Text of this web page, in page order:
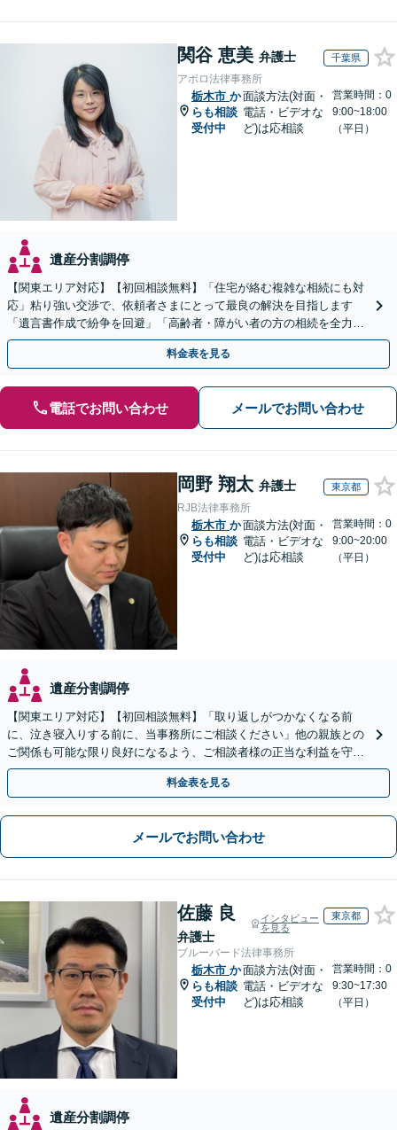
関谷 恵美 弁護士 千葉県
アポロ法律事務所
栃木市 か
らも相談
受付中
面談方法(対面・
電話・ビデオな
ど)は応相談
営業時間：0
9:00~18:00
（平日）
遺産分割調停
【関東エリア対応】【初回相談無料】「住宅が絡む複雑な相続にも対
応」粘り強い交渉で、依頼者さまにとって最良の解決を目指します
「遺言書作成で紛争を回避」「高齢者・障がい者の方の相続を全力サ
ポート」【全国出張】【完全個室制】【バリアフリー対応】
料金表を見る
電話でお問い合わせ メールでお問い合わせ
岡野 翔太 弁護士 東京都
RJB法律事務所
栃木市 か
らも相談
受付中
面談方法(対面・
電話・ビデオな
ど)は応相談
営業時間：0
9:00~20:00
（平日）
遺産分割調停
【関東エリア対応】【初回相談無料】「取り返しがつかなくなる前
に、泣き寝入りする前に、当事務所にご相談ください」他の親族との
ご関係も可能な限り良好になるよう、ご相談者様の正当な利益を守り
つつ、双方が納得できる着地点を探ります。
料金表を見る
メールでお問い合わせ
佐藤 良
弁護士
インタビュー
を見る
東京都
ブルーバード法律事務所
栃木市 か
らも相談
受付中
面談方法(対面・
電話・ビデオな
ど)は応相談
営業時間：0
9:30~17:30
（平日）
遺産分割調停